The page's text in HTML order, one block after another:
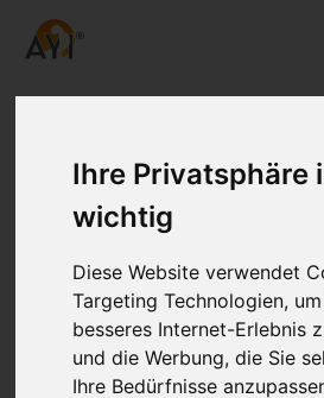
Ihre Privatsphäre
wichtig
Diese Website verwendet
Targeting Technologien,
besseres Internet-Erlebnis
und die Werbung, die Sie
Ihre Bedürfnisse
Mm.
The Musculus
skeletal muscle which
space between the rips
Musculi intercostales
ventrokaudal (belly-